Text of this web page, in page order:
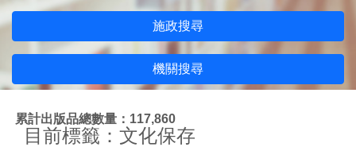
施政搜尋
機關搜尋
累計出版品總數量：117,860
目前標籤：文化保存